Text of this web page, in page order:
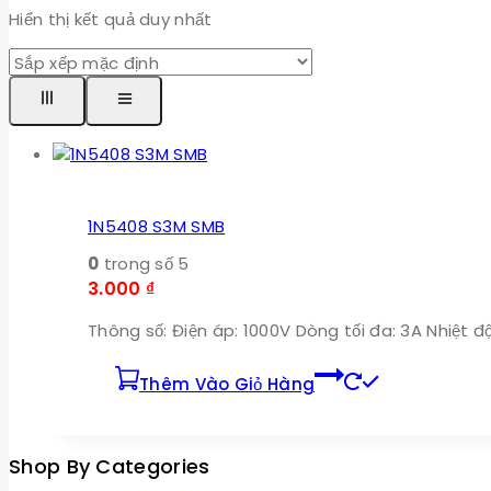
Hiển thị kết quả duy nhất
1N5408 S3M SMB
0 trong số 5
3.000 ₫
Thông số: Điện áp: 1000V Dòng tối đa: 3A Nhiệt
Thêm Vào Giỏ Hàng
Shop By Categories